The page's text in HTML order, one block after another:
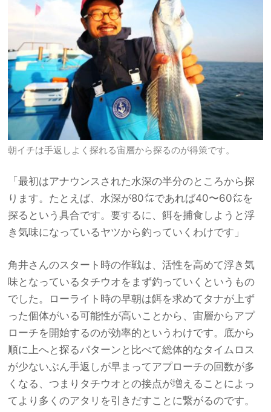
朝イチは手返しよく探れる宙層から探るのが得策です。
「最初はアナウンスされた水深の半分のところから探
ります。たとえば、水深が80㍍であれば40〜60㍍を
探るという具合です。要するに、餌を捕食しようと浮
き気味になっているヤツから釣っていくわけです」
角井さんのスタート時の作戦は、活性を高めて浮き気
味となっているタチウオをまず釣っていくというもの
でした。ローライト時の早朝は餌を求めてタナが上ず
った個体がいる可能性が高いことから、宙層からアプ
ローチを開始するのが効率的というわけです。底から
順に上へと探るパターンと比べて総体的なタイムロス
が少ないぶん手返しが早まってアプローチの回数が多
くなる、つまりタチウオとの接点が増えることによっ
てより多くのアタリを引きだすことに繋がるのです。